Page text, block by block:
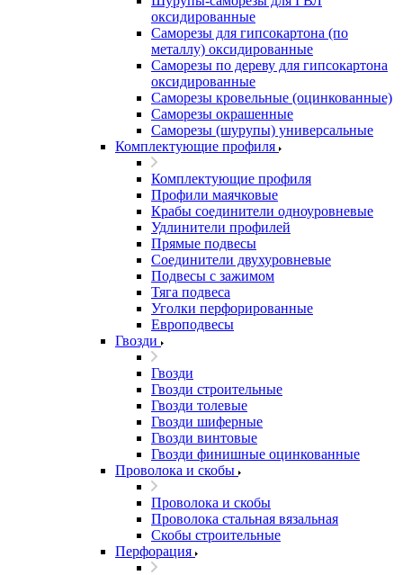
оксидированные
Саморезы для гипсокартона (по
металлу) оксидированные
Саморезы по дереву для гипсокартона
оксидированные
Саморезы кровельные (оцинкованные)
Саморезы окрашенные
Саморезы (шурупы) универсальные
Комплектующие профиля
Комплектующие профиля
Профили маячковые
Крабы соединители одноуровневые
Удлинители профилей
Прямые подвесы
Соединители двухуровневые
Подвесы с зажимом
Тяга подвеса
Уголки перфорированные
Европодвесы
Гвозди
Гвозди
Гвозди строительные
Гвозди толевые
Гвозди шиферные
Гвозди винтовые
Гвозди финишные оцинкованные
Проволока и скобы
Проволока и скобы
Проволока стальная вязальная
Скобы строительные
Перфорация